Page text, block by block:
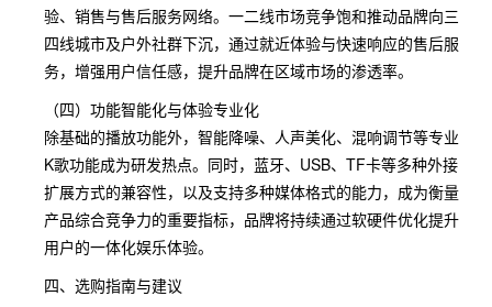
验、销售与售后服务网络。一二线市场竞争饱和推动品牌向三
四线城市及户外社群下沉，通过就近体验与快速响应的售后服
务，增强用户信任感，提升品牌在区域市场的渗透率。
（四）功能智能化与体验专业化
除基础的播放功能外，智能降噪、人声美化、混响调节等专业
K歌功能成为研发热点。同时，蓝牙、USB、TF卡等多种外接
扩展方式的兼容性，以及支持多种媒体格式的能力，成为衡量
产品综合竞争力的重要指标，品牌将持续通过软硬件优化提升
用户的一体化娱乐体验。
四、选购指南与建议